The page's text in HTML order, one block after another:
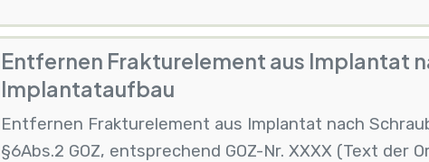
Entfernen Frakturelement aus Implantat
Implantataufbau
Entfernen Frakturelement aus Implantat nach
§6Abs.2 GOZ, entsprechend GOZ-Nr. XXXX (Text der